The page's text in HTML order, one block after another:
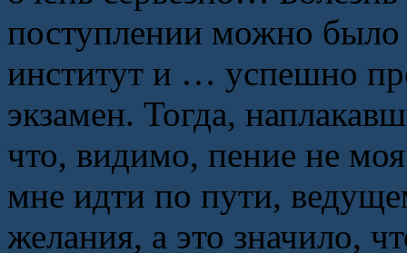
поступлении можно было
институт и … успешно
экзамен. Тогда,
что, видимо, пение не
мне идти по пути,
желания, а это значило,